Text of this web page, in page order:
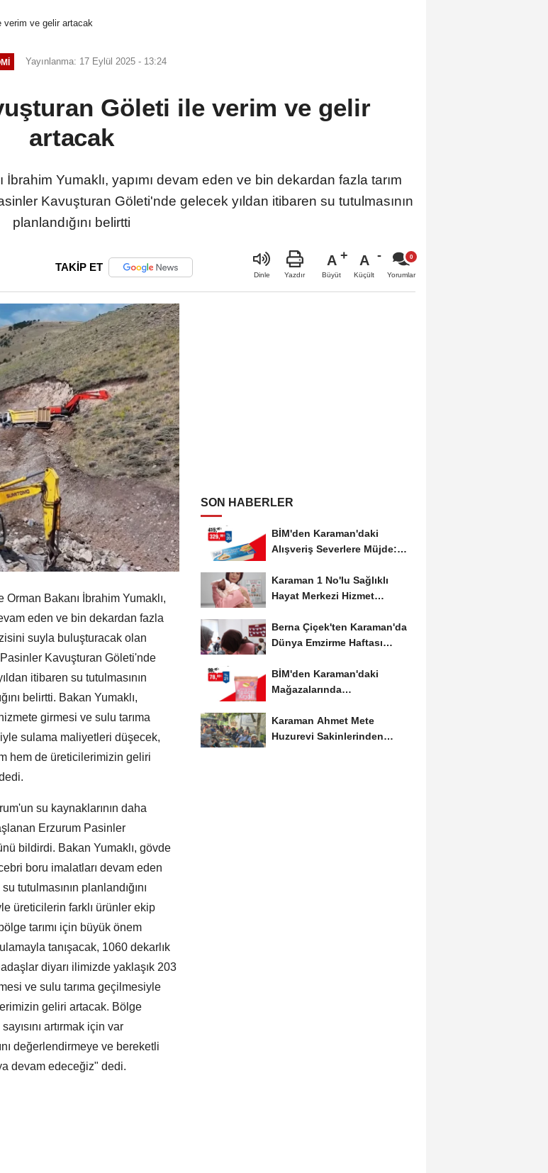
verim ve gelir artacak
Yayınlanma: 17 Eylül 2025 - 13:24
Göleti ile verim ve gelir
artacak
Yumaklı, yapımı devam eden ve bin dekardan fazla tarım
Kavuşturan Göleti'nde gelecek yıldan itibaren su tutulmasının
planlandığını belirtti
TAKİP ET
Dinle Yazdır
A
Büyüt
A
Küçült Yorumlar
Orman Bakanı İbrahim Yumaklı,
eden ve bin dekardan fazla
suyla buluşturacak olan
Kavuşturan Göleti'nde
itibaren su tutulmasının
belirtti. Bakan Yumaklı,
girmesi ve sulu tarıma
sulama maliyetleri düşecek,
hem de üreticilerimizin geliri
su kaynaklarının daha
Erzurum Pasinler
bildirdi. Bakan Yumaklı, gövde
boru imalatları devam eden
tutulmasının planlandığını
üreticilerin farklı ürünler ekip
tarımı için büyük önem
tanışacak, 1060 dekarlık
diyarı ilimizde yaklaşık 203
ve sulu tarıma geçilmesiyle
geliri artacak. Bölge
artırmak için var
değerlendirmeye ve bereketli
devam edeceğiz" dedi.
SON HABERLER
BİM'den Karaman'daki
Alışveriş Severlere Müjde:
Karaman 1 No'lu Sağlıklı
Hayat Merkezi Hizmet
Berna Çiçek'ten Karaman'da
Dünya Emzirme Haftası
BİM'den Karaman'daki
Mağazalarında
Karaman Ahmet Mete
Huzurevi Sakinlerinden